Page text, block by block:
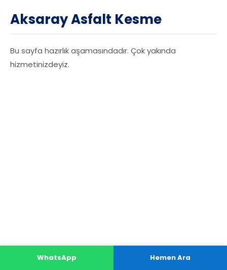
Aksaray Asfalt Kesme
Bu sayfa hazırlık aşamasındadır. Çok yakında
hizmetinizdeyiz.
WhatsApp Hemen Ara